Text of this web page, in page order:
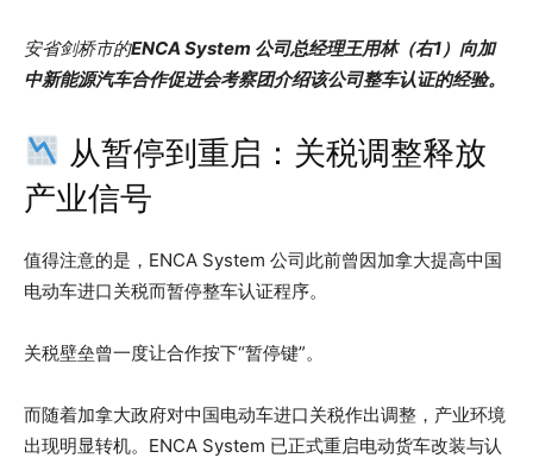
安省剑桥市的ENCA System 公司总经理王用林（右1）向加
中新能源汽车合作促进会考察团介绍该公司整车认证的经验。
从暂停到重启：关税调整释放
产业信号
值得注意的是，ENCA System 公司此前曾因加拿大提高中国
电动车进口关税而暂停整车认证程序。
关税壁垒曾一度让合作按下“暂停键”。
而随着加拿大政府对中国电动车进口关税作出调整，产业环境
出现明显转机。ENCA System 已正式重启电动货车改装与认